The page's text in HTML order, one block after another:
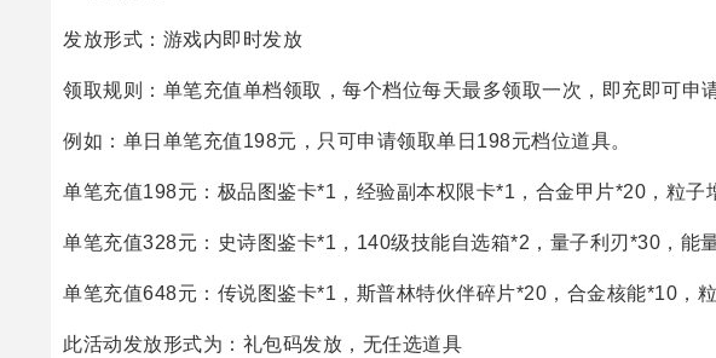
发放形式：游戏内即时发放
领取规则：单笔充值单档领取，每个档位每天最多领取一次，即充即可申
例如：单日单笔充值198元，只可申请领取单日198元档位道具。
单笔充值198元：极品图鉴卡*1，经验副本权限卡*1，合金甲片*20，粒子
单笔充值328元：史诗图鉴卡*1，140级技能自选箱*2，量子利刃*30，能
单笔充值648元：传说图鉴卡*1，斯普林特伙伴碎片*20，合金核能*10，
此活动发放形式为：礼包码发放，无任选道具